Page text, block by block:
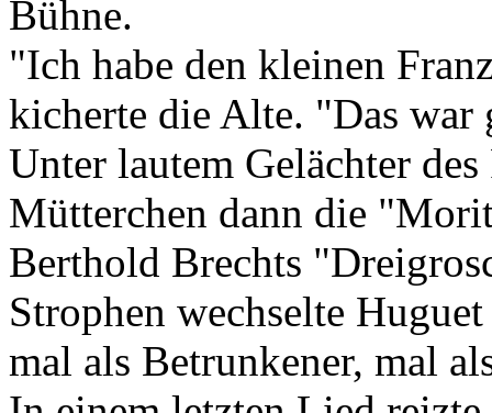
Bühne.
"Ich habe den kleinen
kicherte die Alte. "Das war
Unter lautem Gelächter
Mütterchen dann die
Berthold Brechts
Strophen wechselte
mal als Betrunkener, mal